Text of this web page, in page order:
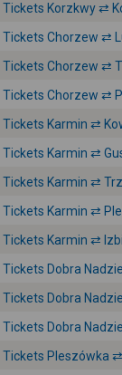
Tickets Korzkwy ⇄
Tickets Chorzew ⇄
Tickets Chorzew ⇄
Tickets Chorzew ⇄
Tickets Karmin ⇄
Tickets Karmin ⇄
Tickets Karmin ⇄
Tickets Karmin ⇄
Tickets Karmin ⇄
Tickets Dobra
Tickets Dobra
Tickets Dobra
Tickets Pleszówka